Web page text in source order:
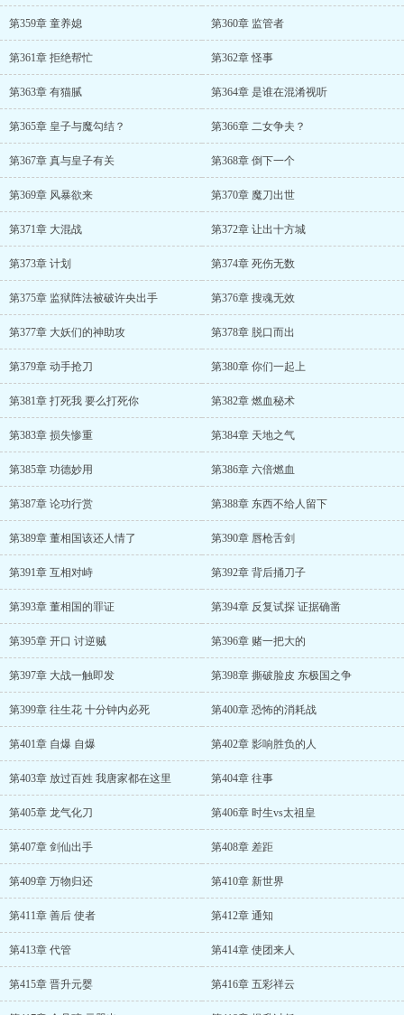
第359章 童养媳 第360章 监管者
第361章 拒绝帮忙 第362章 怪事
第363章 有猫腻 第364章 是谁在混淆视听
第365章 皇子与魔勾结？ 第366章 二女争夫？
第367章 真与皇子有关 第368章 倒下一个
第369章 风暴欲来 第370章 魔刀出世
第371章 大混战 第372章 让出十方城
第373章 计划 第374章 死伤无数
第375章 监狱阵法被破许央出手 第376章 搜魂无效
第377章 大妖们的神助攻 第378章 脱口而出
第379章 动手抢刀 第380章 你们一起上
第381章 打死我 要么打死你 第382章 燃血秘术
第383章 损失惨重 第384章 天地之气
第385章 功德妙用 第386章 六倍燃血
第387章 论功行赏 第388章 东西不给人留下
第389章 董相国该还人情了 第390章 唇枪舌剑
第391章 互相对峙 第392章 背后捅刀子
第393章 董相国的罪证 第394章 反复试探 证据确凿
第395章 开口 讨逆贼 第396章 赌一把大的
第397章 大战一触即发 第398章 撕破脸皮 东极国之争
第399章 往生花 十分钟内必死 第400章 恐怖的消耗战
第401章 自爆 自爆 第402章 影响胜负的人
第403章 放过百姓 我唐家都在这里 第404章 往事
第405章 龙气化刀 第406章 时生vs太祖皇
第407章 剑仙出手 第408章 差距
第409章 万物归还 第410章 新世界
第411章 善后 使者 第412章 通知
第413章 代管 第414章 使团来人
第415章 晋升元婴 第416章 五彩祥云